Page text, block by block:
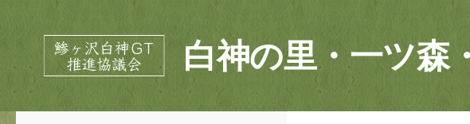
白神の里・一ツ森